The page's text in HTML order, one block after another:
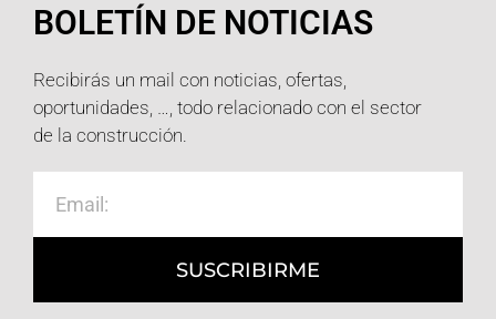
BOLETÍN DE NOTICIAS
Recibirás un mail con noticias, ofertas,
oportunidades, …, todo relacionado con el sector
de la construcción.
SUSCRIBIRME